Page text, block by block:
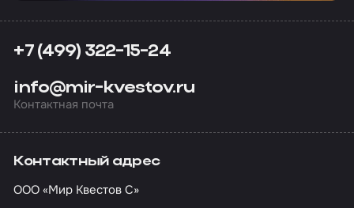
+7 (499) 322-15-24
info@mir-kvestov.ru
Контактная почта
Контактный адрес
ООО «Мир Квестов С»